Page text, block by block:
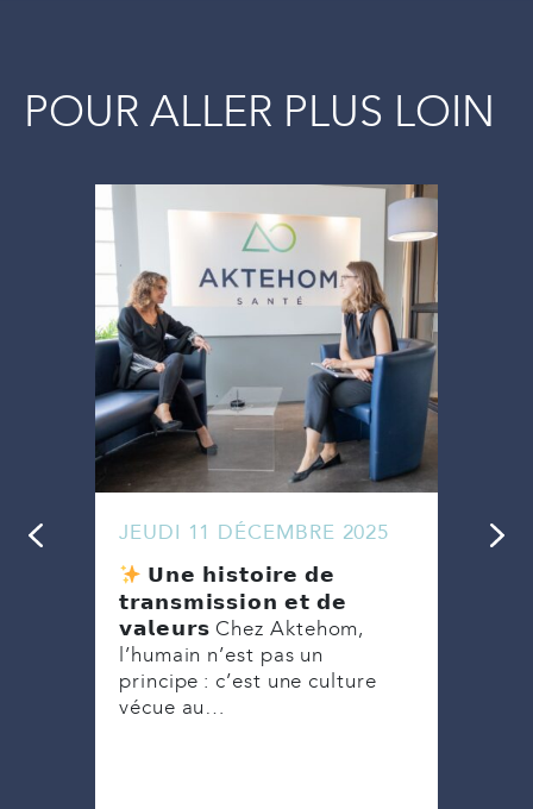
POUR ALLER PLUS LOIN
JEUDI 11 DÉCEMBRE 2025
𝗨𝗻𝗲 𝗵𝗶𝘀𝘁𝗼𝗶𝗿𝗲 𝗱𝗲
𝘁𝗿𝗮𝗻𝘀𝗺𝗶𝘀𝘀𝗶𝗼𝗻 𝗲𝘁 𝗱𝗲
𝘃𝗮𝗹𝗲𝘂𝗿𝘀 Chez Aktehom,
l’humain n’est pas un
principe : c’est une culture
vécue au…